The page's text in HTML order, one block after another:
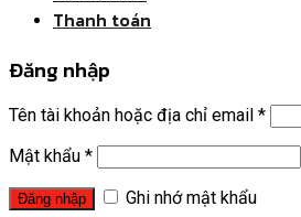
Thanh toán
Đăng nhập
Tên tài khoản hoặc địa chỉ email *
Mật khẩu *
Ghi nhớ mật khẩu